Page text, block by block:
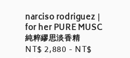
narciso rodriguez｜
for her PURE MUSC
純粹繆思淡香精
Regular
NT$ 2,880 - NT$